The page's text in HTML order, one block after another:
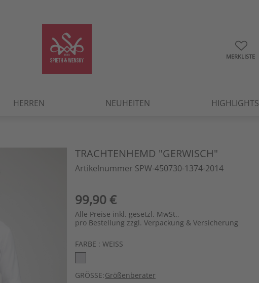
MERKLISTE
HERREN NEUHEITEN HIGHLIGHTS
TRACHTENHEMD "GERWISCH"
Artikelnummer SPW-450730-1374-2014
99,90 €
Alle Preise inkl. gesetzl. MwSt.,
pro Bestellung zzgl. Verpackung & Versicherung
FARBE : WEISS
GRÖSSE:Größenberater